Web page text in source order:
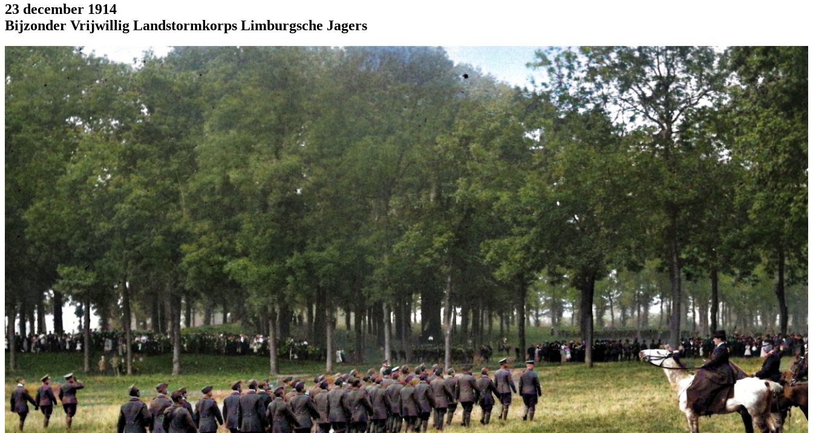
23 december 1914
Bijzonder Vrijwillig Landstormkorps Limburgsche Jagers